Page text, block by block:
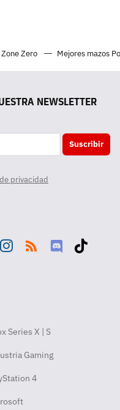
Zero Mejores mazos
NEWSLETTER
Suscribir
privacidad
Series X | S
Gaming
4